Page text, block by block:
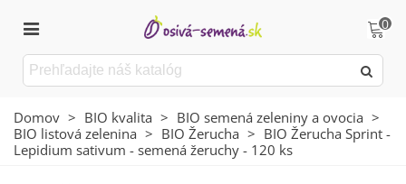
0
Domov > BIO kvalita > BIO semená zeleniny a ovocia >
BIO listová zelenina > BIO Žerucha > BIO Žerucha Sprint -
Lepidium sativum - semená žeruchy - 120 ks